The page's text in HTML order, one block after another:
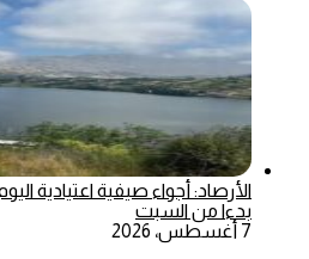
الأرصاد: أجواء صيفية اعتيادية
بدءا من السبت
7 أغسطس، 2026